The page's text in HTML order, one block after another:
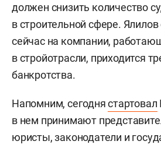
должен снизить количество
в строительной сфере.
сейчас на компании,
в стройотрасли, приходится
банкротства.
Напомним, сегоднястартовал
в нем принимают
юристы, законодатели и